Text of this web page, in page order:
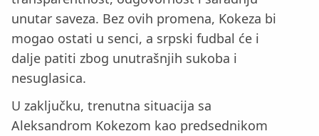
unutar saveza. Bez ovih promena, Kokeza bi
mogao ostati u senci, a srpski fudbal će i
dalje patiti zbog unutrašnjih sukoba i
nesuglasica.
U zaključku, trenutna situacija sa
Aleksandrom Kokezom kao predsednikom